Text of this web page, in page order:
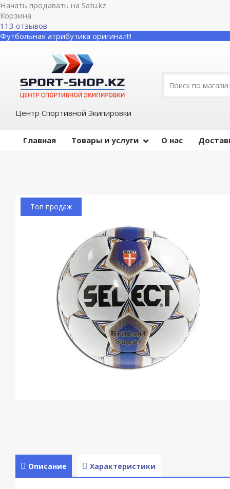
Начать продавать на Satu.kz
Корзина
113 отзывов
Футбольная атрибутика оригинал!!!
Центр Спортивной Экипировки
Главная Товары и услуги О нас
Топ продаж
Описание Характеристики